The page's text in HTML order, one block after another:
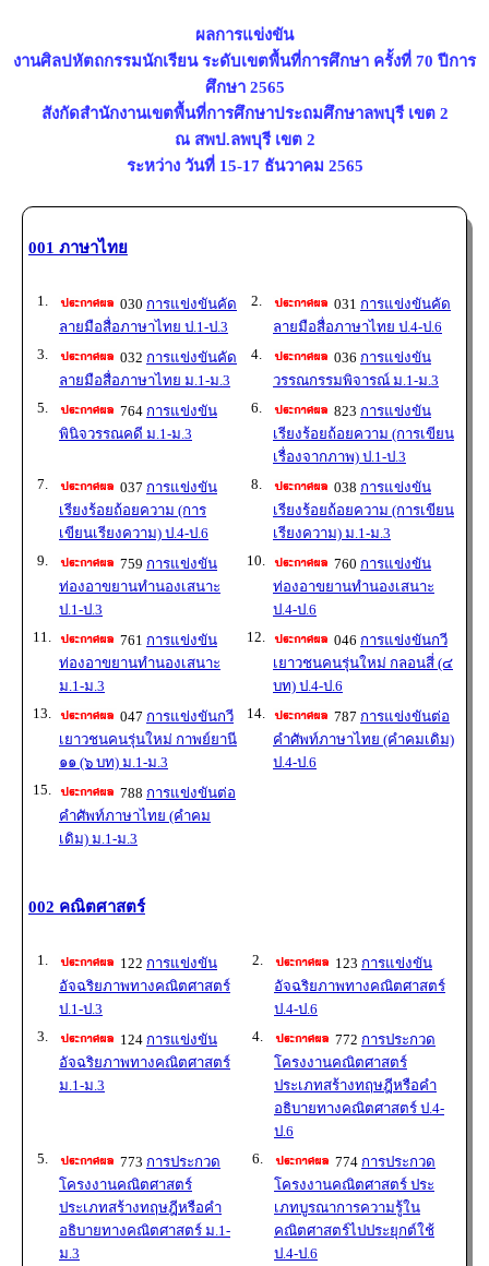
ผลการแข่งขัน
งานศิลปหัตถกรรมนักเรียน ระดับเขตพื้นที่การศึกษา ครั้งที่ 70 ปีการ
ศึกษา 2565
สังกัดสำนักงานเขตพื้นที่การศึกษาประถมศึกษาลพบุรี เขต 2
ณ สพป.ลพบุรี เขต 2
ระหว่าง วันที่ 15-17 ธันวาคม 2565
001 ภาษาไทย
1. 030 การแข่งขันคัด
ลายมือสื่อภาษาไทย ป.1-ป.3
2. 031 การแข่งขันคัด
ลายมือสื่อภาษาไทย ป.4-ป.6
3.
032 การแข่งขันคัด
ลายมือสื่อภาษาไทย ม.1-ม.3
4. 036 การแข่งขัน
วรรณกรรมพิจารณ์ ม.1-ม.3
5.
764 การแข่งขัน
พินิจวรรณคดี ม.1-ม.3
6. 823 การแข่งขัน
เรียงร้อยถ้อยความ (การเขียน
เรื่องจากภาพ) ป.1-ป.3
7.
037 การแข่งขัน
เรียงร้อยถ้อยความ (การ
เขียนเรียงความ) ป.4-ป.6
8. 038 การแข่งขัน
เรียงร้อยถ้อยความ (การเขียน
เรียงความ) ม.1-ม.3
9.
759 การแข่งขัน
ท่องอาขยานทำนองเสนาะ
ป.1-ป.3
10. 760 การแข่งขัน
ท่องอาขยานทำนองเสนาะ
ป.4-ป.6
11.
761 การแข่งขัน
ท่องอาขยานทำนองเสนาะ
ม.1-ม.3
12. 046 การแข่งขันกวี
เยาวชนคนรุ่นใหม่ กลอนสี่ (๔
บท) ป.4-ป.6
13.
047 การแข่งขันกวี
เยาวชนคนรุ่นใหม่ กาพย์ยานี
๑๑ (๖ บท) ม.1-ม.3
14. 787 การแข่งขันต่อ
คำศัพท์ภาษาไทย (คำคมเดิม)
ป.4-ป.6
15.
788 การแข่งขันต่อ
คำศัพท์ภาษาไทย (คำคม
เดิม) ม.1-ม.3
002 คณิตศาสตร์
1. 122 การแข่งขัน
อัจฉริยภาพทางคณิตศาสตร์
ป.1-ป.3
2. 123 การแข่งขัน
อัจฉริยภาพทางคณิตศาสตร์
ป.4-ป.6
3.
124 การแข่งขัน
อัจฉริยภาพทางคณิตศาสตร์
ม.1-ม.3
4. 772 การประกวด
โครงงานคณิตศาสตร์
ประเภทสร้างทฤษฎีหรือคำ
อธิบายทางคณิตศาสตร์ ป.4-
ป.6
5.
773 การประกวด
โครงงานคณิตศาสตร์
ประเภทสร้างทฤษฎีหรือคำ
อธิบายทางคณิตศาสตร์ ม.1-
ม.3
6. 774 การประกวด
โครงงานคณิตศาสตร์ ประ
เภทบูรณาการความรู้ใน
คณิตศาสตร์ไปประยุกต์ใช้
ป.4-ป.6